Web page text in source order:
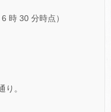
時 30 分時点）
り。